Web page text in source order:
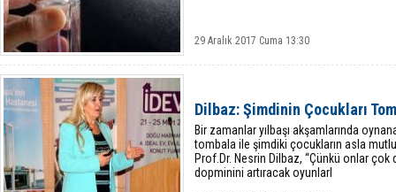
29 Aralık 2017 Cuma 13:30
Dilbaz: Şimdinin Çocukları
Bir zamanlar yılbaşı akşamlarında
tombala ile şimdiki çocukların asla
Prof.Dr. Nesrin Dilbaz, “Çünkü onlar çok
dopminini artıracak oyunlarl